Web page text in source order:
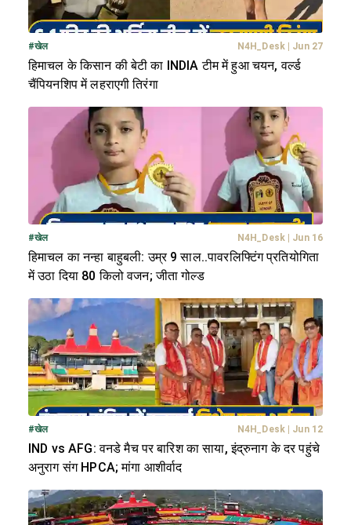
#खेल N4H_Desk| Jun 27
हिमाचल के किसान की बेटी का INDIA टीम में हुआ चयन, वर्ल्ड
चैंपियनशिप में लहराएगी तिरंगा
#खेल N4H_Desk| Jun 16
हिमाचल का नन्हा बाहुबली: उम्र 9 साल..पावरलिफ्टिंग प्रतियोगिता
में उठा दिया 80 किलो वजन; जीता गोल्ड
#खेल N4H_Desk| Jun 12
IND vs AFG: वनडे मैच पर बारिश का साया, इंद्रुनाग के दर पहुंचे
अनुराग संग HPCA; मांगा आशीर्वाद